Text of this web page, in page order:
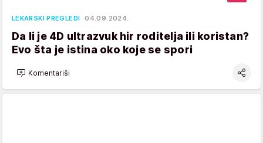
LEKARSKI PREGLEDI 04.09.2024.
Da li je 4D ultrazvuk hir roditelja ili koristan?
Evo šta je istina oko koje se spori
Komentariši